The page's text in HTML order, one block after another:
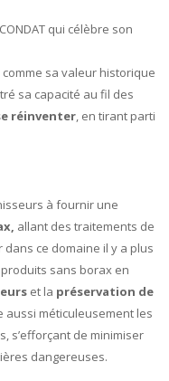
qui célèbre son
sa valeur historique
sa capacité au fil des
réinventer, en tirant parti
à fournir une
allant des traitements de
ce domaine il y a plus
produits sans borax en
et la préservation de
aussi méticuleusement les
s’efforçant de minimiser
dangereuses.